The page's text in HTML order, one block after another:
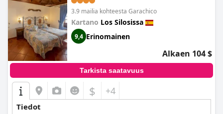
3.9 mailia kohteesta Garachico
Kartano Los Silosissa
9,4 Erinomainen
Alkaen 104 $
Tarkista saatavuus
$ +4
Tiedot